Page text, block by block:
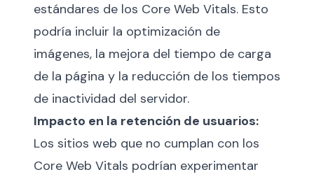
estándares de los Core Web Vitals. Esto
podría incluir la optimización de
imágenes, la mejora del tiempo de carga
de la página y la reducción de los tiempos
de inactividad del servidor.
Impacto en la retención de usuarios:
Los sitios web que no cumplan con los
Core Web Vitals podrían experimentar